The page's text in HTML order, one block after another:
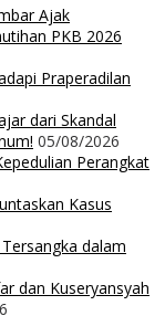
Ajak
PKB 2026
Praperadilan
dari Skandal
05/08/2026
Perangkat
Kasus
dalam
dan Kuseryansyah